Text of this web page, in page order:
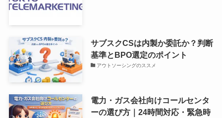
サブスクCSは内製か委託か？判断
基準とBPO選定のポイント
アウトソーシングのススメ
電力・ガス会社向けコールセンタ
ーの選び方｜24時間対応・緊急時